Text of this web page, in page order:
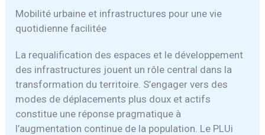
Mobilité urbaine et infrastructures pour une vie
quotidienne facilitée
La requalification des espaces et le développement
des infrastructures jouent un rôle central dans la
transformation du territoire. S’engager vers des
modes de déplacements plus doux et actifs
constitue une réponse pragmatique à
l’augmentation continue de la population. Le PLUi